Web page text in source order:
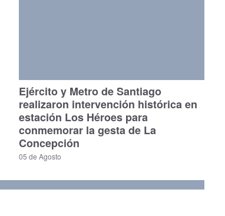
Ejército y Metro de Santiago
realizaron intervención histórica en
estación Los Héroes para
conmemorar la gesta de La
Concepción
05 de Agosto